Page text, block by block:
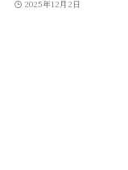
2025年12月2日